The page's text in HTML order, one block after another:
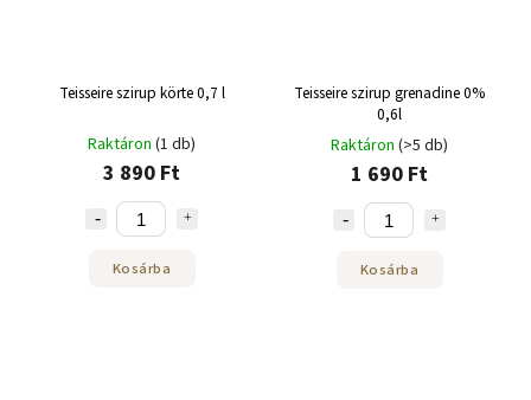
Teisseire szirup körte 0,7 l
Raktáron (1 db)
3 890 Ft
Kosárba
Teisseire szirup grenadine 0%
0,6l
Raktáron (>5 db)
1 690 Ft
Kosárba